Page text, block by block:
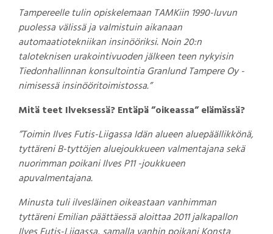
Tampereelle tulin opiskelemaan TAMKiin 1990-luvun
puolessa välissä ja valmistuin aikanaan
automaatiotekniikan insinööriksi. Noin 20:n
taloteknisen urakointivuoden jälkeen teen nykyisin
Tiedonhallinnan konsultointia Granlund Tampere Oy -
nimisessä insinööritoimistossa.”
Mitä teet Ilveksessä? Entäpä ”oikeassa” elämässä?
”Toimin Ilves Futis-Liigassa Idän alueen aluepäällikkönä,
tyttäreni B-tyttöjen aluejoukkueen valmentajana sekä
nuorimman poikani Ilves P11 -joukkueen
apuvalmentajana.
Minusta tuli ilvesläinen oikeastaan vanhimman
tyttäreni Emilian päättäessä aloittaa 2011 jalkapallon